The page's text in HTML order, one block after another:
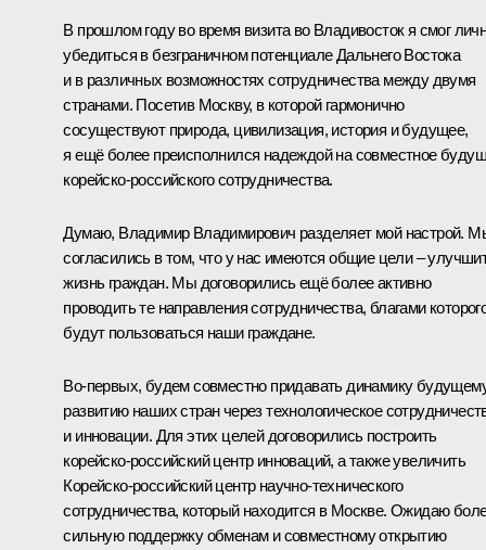
В прошлом году во время визита во Владивосток я смог
убедиться в безграничном потенциале Дальнего Востока
и в различных возможностях сотрудничества между двумя
странами. Посетив Москву, в которой гармонично
сосуществуют природа, цивилизация, история и будущее,
я ещё более преисполнился надеждой на совместное
корейско-российского сотрудничества.
Думаю, Владимир Владимирович разделяет мой настрой.
согласились в том, что у нас имеются общие цели –
жизнь граждан. Мы договорились ещё более активно
проводить те направления сотрудничества, благами
будут пользоваться наши граждане.
Во‑первых, будем совместно придавать динамику
развитию наших стран через технологическое
и инновации. Для этих целей договорились построить
корейско-российский центр инноваций, а также увеличить
Корейско-российский центр научно-технического
сотрудничества, который находится в Москве. Ожидаю
сильную поддержку обменам и совместному открытию